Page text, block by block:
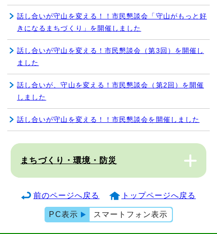
話し合いが守山を変える！！市民懇談会「守山がもっと好
きになるまちづくり」を開催しました
話し合いが守山を変える！市民懇談会（第3回）を開催し
ました
話し合いが、守山を変える！市民懇談会（第2回）を開催
しました
話し合いが守山を変える！！市民懇談会を開催しました
まちづくり・環境・防災
前のページへ戻る トップページへ戻る
PC表示 スマートフォン表示